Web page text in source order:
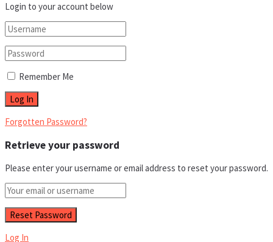
Login to your account below
Remember Me
Forgotten Password?
Retrieve your password
Please enter your username or email address to reset your password.
Log In